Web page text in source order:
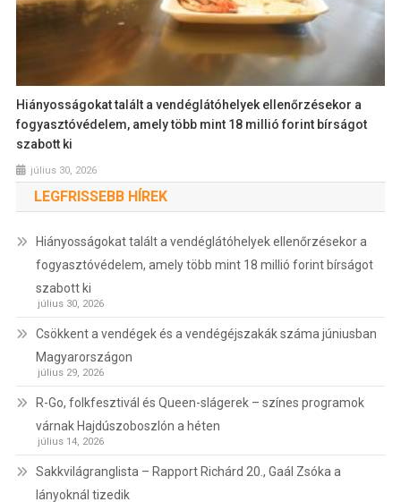
Hiányosságokat talált a vendéglátóhelyek ellenőrzésekor a
fogyasztóvédelem, amely több mint 18 millió forint bírságot
szabott ki
július 30, 2026
LEGFRISSEBB HÍREK
Hiányosságokat talált a vendéglátóhelyek ellenőrzésekor a
fogyasztóvédelem, amely több mint 18 millió forint bírságot
szabott ki
július 30, 2026
Csökkent a vendégek és a vendégéjszakák száma júniusban
Magyarországon
július 29, 2026
R-Go, folkfesztivál és Queen-slágerek – színes programok
várnak Hajdúszoboszlón a héten
július 14, 2026
Sakkvilágranglista – Rapport Richárd 20., Gaál Zsóka a
lányoknál tizedik